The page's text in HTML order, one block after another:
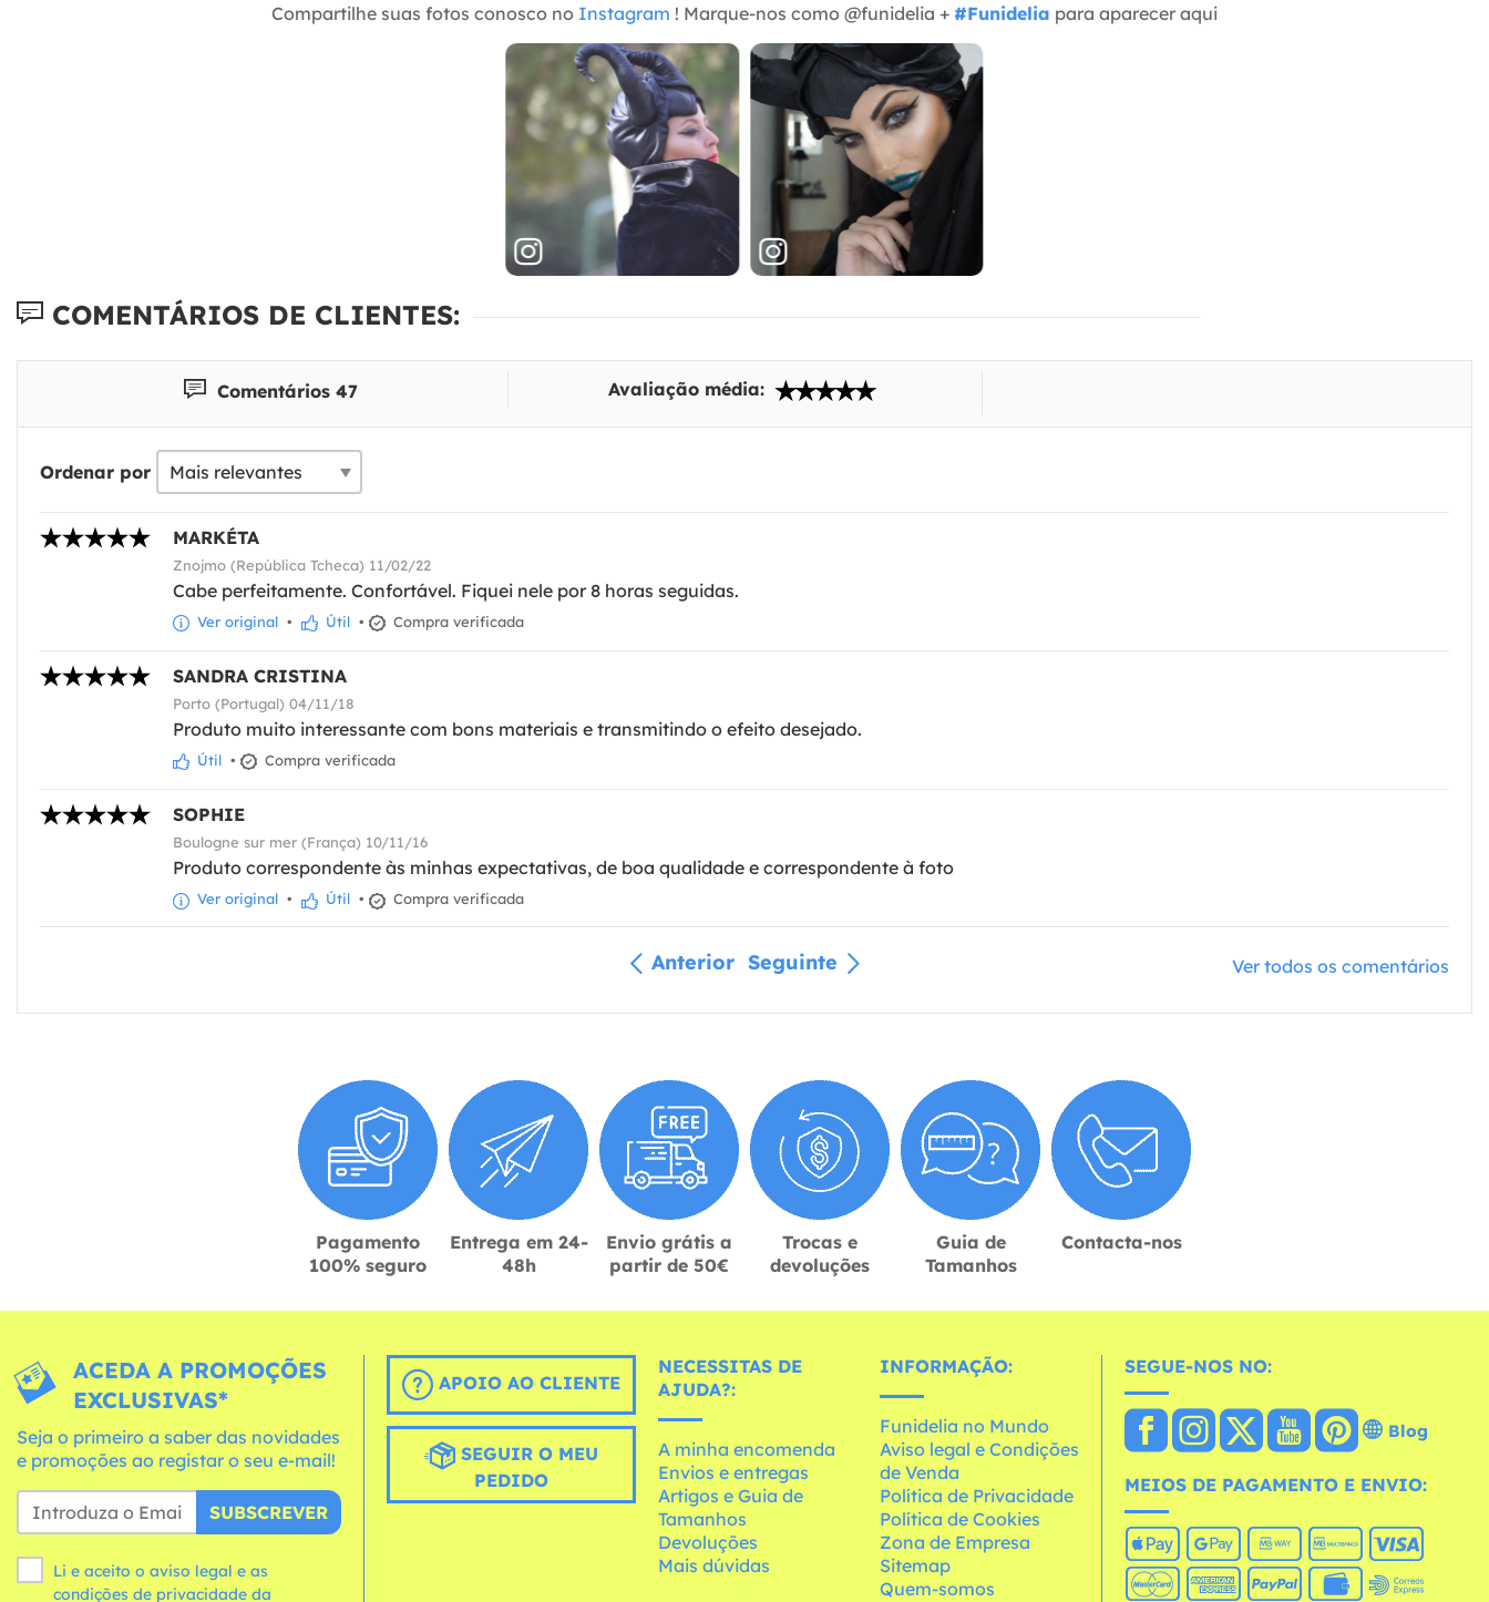
Compartilhe suas fotos conosco no Instagram ! Marque-nos como @funidelia + #Funidelia para aparecer aqui
COMENTÁRIOS DE CLIENTES:
Comentários 47 Avaliação média:
Ordenar por
MARKÉTA
Znojmo (República Tcheca) 11/02/22
Cabe perfeitamente. Confortável. Fiquei nele por 8 horas seguidas.
Ver original • Útil • Compra verificada
SANDRA CRISTINA
Porto (Portugal) 04/11/18
Produto muito interessante com bons materiais e transmitindo o efeito desejado.
Útil • Compra verificada
SOPHIE
Boulogne sur mer (França) 10/11/16
Produto correspondente às minhas expectativas, de boa qualidade e correspondente à foto
Ver original • Útil • Compra verificada
Anterior Seguinte Ver todos os comentários
Pagamento
100% seguro
Entrega em 24-
48h
Envio grátis a
partir de 50€
Trocas e
devoluções
Guia de
Tamanhos
Contacta-nos
ACEDA A PROMOÇÕES
EXCLUSIVAS*
Seja o primeiro a saber das novidades
e promoções ao registar o seu e-mail!
SUBSCREVER
Li e aceito o aviso legal e as
condições
APOIO AO CLIENTE
SEGUIR O MEU
PEDIDO
NECESSITAS DE
AJUDA?:
A minha encomenda
Envios e entregas
Artigos e Guia de
Tamanhos
Devoluções
Mais dúvidas
INFORMAÇÃO:
Funidelia no Mundo
Aviso legal e Condições
de Venda
Política de Privacidade
Política de Cookies
Zona de Empresa
Sitemap
Quem-somos
SEGUE-NOS NO:
Blog
MEIOS DE PAGAMENTO E ENVIO: